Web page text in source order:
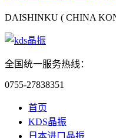
DAISHINKU ( CHINA
全国统一服务热线：
0755-27838351
首页
KDS晶振
日本进口晶振